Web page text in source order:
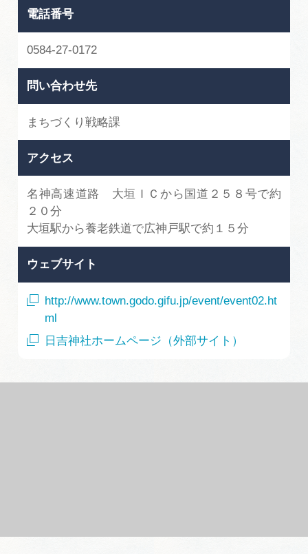
電話番号
0584-27-0172
問い合わせ先
まちづくり戦略課
アクセス
名神高速道路 大垣ＩＣから国道２５８号で約
２０分
大垣駅から養老鉄道で広神戸駅で約１５分
ウェブサイト
http://www.town.godo.gifu.jp/event/event02.ht
ml
日吉神社ホームページ（外部サイト）